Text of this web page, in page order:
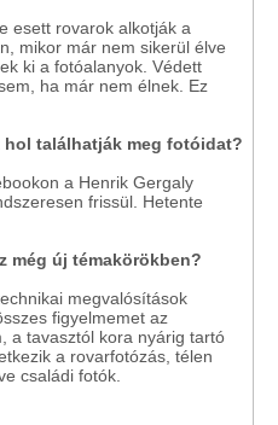
esett rovarok alkotják a
mikor már nem sikerül élve
ki a fotóalanyok. Védett
ha már nem élnek. Ez
hol találhatják meg fotóidat?
a Henrik Gergaly
frissül. Hetente
még új témakörökben?
megvalósítások
figyelmemet az
a tavasztól kora nyárig tartó
a rovarfotózás, télen
családi fotók.